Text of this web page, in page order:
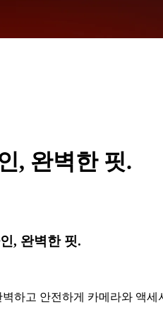
, 완벽한 핏.
, 완벽한 핏.
하고 안전하게 카메라와 액세